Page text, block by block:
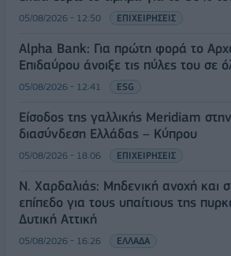
05/08/2026 - 12:50 ΕΠΙΧΕΙΡΗΣΕΙΣ
Alpha Bank: Για πρώτη φορά το
Επιδαύρου άνοιξε τις πύλες του σε
05/08/2026 - 12:41 ESG
Είσοδος της γαλλικής Meridiam
διασύνδεση Ελλάδας – Κύπρου
05/08/2026 - 18:06 ΕΠΙΧΕΙΡΗΣΕΙΣ
Ν. Χαρδαλιάς: Μηδενική ανοχή και
επίπεδο για τους υπαίτιους της
Δυτική Αττική
05/08/2026 - 16:26 ΕΛΛΑΔΑ